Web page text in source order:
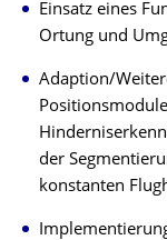
Einsatz eines
Ortung und
Adaption/
der
konstanten